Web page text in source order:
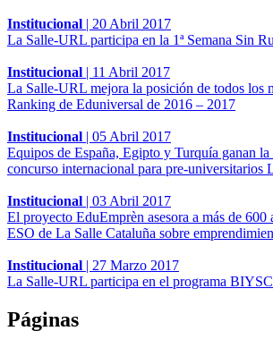
Institucional | 20 Abril 2017
La Salle-URL participa en la 1ª Semana Sin
Institucional | 11 Abril 2017
La Salle-URL mejora la posición de todos los
Ranking de Eduniversal de 2016 – 2017
Institucional | 05 Abril 2017
Equipos de España, Egipto y Turquía ganan la
concurso internacional para pre-universitarios
Institucional | 03 Abril 2017
El proyecto EduEmprèn asesora a más de 600
ESO de La Salle Cataluña sobre
Institucional | 27 Marzo 2017
La Salle-URL participa en el programa BIYSC
Páginas